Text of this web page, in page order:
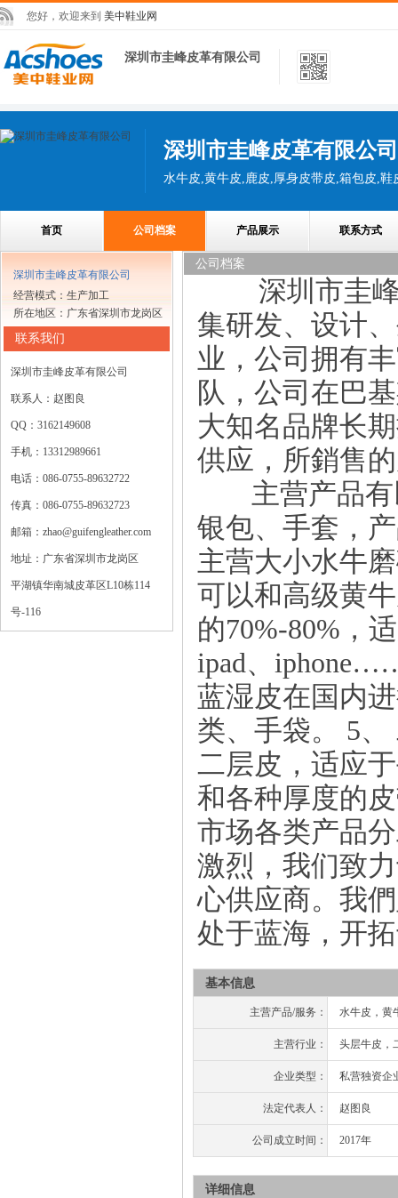
您好，欢迎来到 美中鞋业网
深圳市圭峰皮革有限公司
深圳市圭峰皮革有限公司
水牛皮,黄牛皮,鹿皮,厚身皮带皮,箱包皮,
首页 公司档案 产品展示 联系方式
深圳市圭峰皮革有限公司
经营模式：生产加工
所在地区：广东省深圳市龙岗区
联系我们
深圳市圭峰皮革有限公司
联系人：赵图良
QQ：3162149608
手机：13312989661
电话：086-0755-89632722
传真：086-0755-89632723
邮箱：zhao@guifengleather.com
地址：广东省深圳市龙岗区
平湖镇华南城皮革区L10栋114
号-116
公司档案
深圳市圭峰
集研发、设计
业，公司拥有
队，公司在巴
大知名品牌长
供应，所銷售
主营产品有
银包、手套，
主营大小水牛
可以和高级黄
的70%-80%，
ipad、
蓝湿皮在国内
类、手袋。 5
二层皮，适应
和各种厚度的
市场各类产品
激烈，我们致
心供应商。我
处于蓝海，开
基本信息
主营产品/服务： 水牛皮，黄
主营行业： 头层牛皮，
企业类型： 私营独资企
法定代表人： 赵图良
公司成立时间： 2017年
详细信息